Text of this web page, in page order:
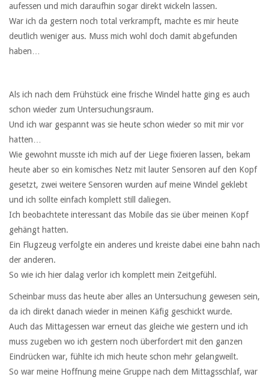
aufessen und mich daraufhin sogar direkt wickeln lassen.
War ich da gestern noch total verkrampft, machte es mir heute
deutlich weniger aus. Muss mich wohl doch damit abgefunden
haben…
Als ich nach dem Frühstück eine frische Windel hatte ging es auch
schon wieder zum Untersuchungsraum.
Und ich war gespannt was sie heute schon wieder so mit mir vor
hatten…
Wie gewohnt musste ich mich auf der Liege fixieren lassen, bekam
heute aber so ein komisches Netz mit lauter Sensoren auf den Kopf
gesetzt, zwei weitere Sensoren wurden auf meine Windel geklebt
und ich sollte einfach komplett still daliegen.
Ich beobachtete interessant das Mobile das sie über meinen Kopf
gehängt hatten.
Ein Flugzeug verfolgte ein anderes und kreiste dabei eine bahn nach
der anderen.
So wie ich hier dalag verlor ich komplett mein Zeitgefühl.
Scheinbar muss das heute aber alles an Untersuchung gewesen sein,
da ich direkt danach wieder in meinen Käfig geschickt wurde.
Auch das Mittagessen war erneut das gleiche wie gestern und ich
muss zugeben wo ich gestern noch überfordert mit den ganzen
Eindrücken war, fühlte ich mich heute schon mehr gelangweilt.
So war meine Hoffnung meine Gruppe nach dem Mittagsschlaf, war